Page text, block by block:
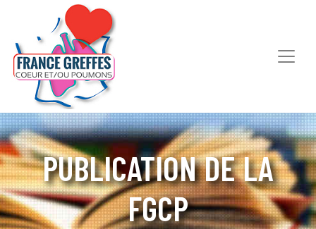
PUBLICATION DE LA
FGCP